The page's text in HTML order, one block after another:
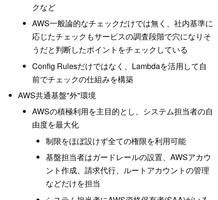
クなど
AWS一般論的なチェックだけでは無く、社内基準に
応じたチェックもサービスの調査段階で穴になりそ
うだと判断したポイントをチェックしている
Config Rulesだけではなく、Lambdaを活用して自
前でチェックの仕組みを構築
AWS共通基盤"外"環境
AWSの積極利用を主目的とし、システム担当者の自
由度を最大化
制限をほぼ設けず全ての権限を利用可能
基盤担当者はガードレールの設置、AWSアカウ
ント作成、請求代行、ルートアカウントの管理
などだけを担当